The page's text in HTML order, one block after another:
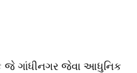
જે ગાંધીનગર જેવા આધુનિક